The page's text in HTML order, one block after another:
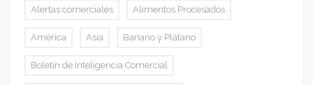
Alertas comerciales Alimentos Procesados
América Asia Banano y Plátano
Boletín de Inteligencia Comercial